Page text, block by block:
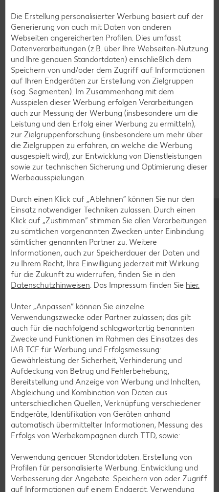
Eiercodes: Was bedeuten die Ziffern auf
dem Ei?
Schon mal die Zahlencodes, die auf unverarbeitete Eier
gestempelt sind, bemerkt? Was steckt hinter der
Ziffernkombination und was haben die Buchstaben zu
bedeuten? Hier mehr über die Codes auf den Eiern
erfahren.
Mehr erfahren
Jetzt wird’s sweet!
Back-Influencerin Kiki von „Kikis Kitchen“ führt durch einen
Kaufland Markt und zeigt, welche Ausstattung und Zutaten
zum Backen unbedingt im Hause sein sollten. Ebenso verrät
sie, wie sich tierische Zutaten ersetzen lassen und welche
Alternativen es zu Haushaltszucker gibt.
Die Erstellung personalisierter Werbung basiert auf der
Generierung von auch mit Daten von anderen
Webseiten angereicherten Profilen. Dies umfasst
Datenverarbeitungen (z.B. über Ihre Webseiten-Nutzung
und Ihre genauen Standortdaten) einschließlich dem
Speichern von und/oder dem Zugriff auf Informationen
auf Ihren Endgeräten zur Erstellung von Zielgruppen
(sog. Segmenten). Im Zusammenhang mit dem
Ausspielen dieser Werbung erfolgen Verarbeitungen
auch zur Messung der Werbung (insbesondere um die
Leistung und den Erfolg einer Werbung zu ermitteln),
zur Zielgruppenforschung (insbesondere um mehr über
die Zielgruppen zu erfahren, an welche die Werbung
ausgespielt wird), zur Entwicklung von Dienstleistungen
sowie zur technischen Sicherung und Optimierung dieser
Werbeausspielungen.
Durch einen Klick auf „Ablehnen“ können Sie nur den
Einsatz notwendiger Techniken zulassen. Durch einen
Klick auf „Zustimmen“ stimmen Sie allen Verarbeitungen
zu sämtlichen vorgenannten Zwecken unter Einbindung
sämtlicher genannten Partner zu. Weitere
Informationen, auch zur Speicherdauer der Daten und
zu Ihrem Recht, Ihre Einwilligung jederzeit mit Wirkung
für die Zukunft zu widerrufen, finden Sie in den
Datenschutzhinweisen. Das Impressum finden Sie hier.
Unter „Anpassen“ können Sie einzelne
Verwendungszwecke oder Partner zulassen; das gilt
auch für die nachfolgend schlagwortartig benannten
Zwecke und Funktionen im Rahmen des Einsatzes des
IAB TCF für Werbung und Erfolgsmessung:
Gewährleistung der Sicherheit, Verhinderung und
Aufdeckung von Betrug und Fehlerbehebung,
Bereitstellung und Anzeige von Werbung und Inhalten,
Abgleichung und Kombination von Daten aus
unterschiedlichen Quellen, Verknüpfung verschiedener
Endgeräte, Identifikation von Geräten anhand
automatisch übermittelter Informationen, Messung des
Erfolgs von Werbekampagnen durch TTD, sowie:
Verwendung genauer Standortdaten. Erstellung von
Profilen für personalisierte Werbung. Entwicklung und
Verbesserung der Angebote. Speichern von oder Zugriff
auf Informationen auf einem Endgerät. Verwendung